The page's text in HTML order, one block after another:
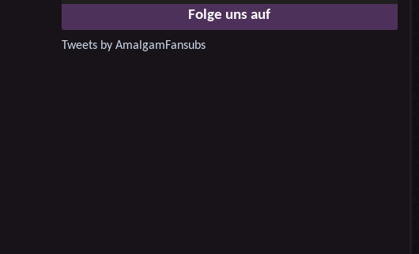
Folge uns auf
Tweets by AmalgamFansubs